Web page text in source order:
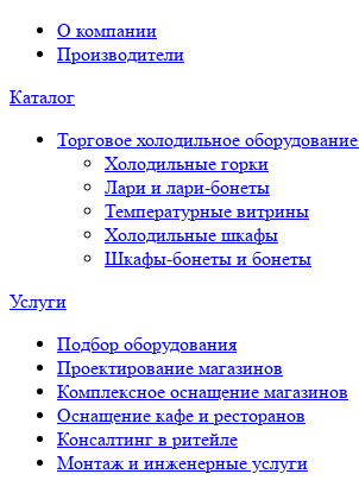
О компании
Производители
Каталог
Торговое холодильное оборудование
Холодильные горки
Лари и лари-бонеты
Температурные витрины
Холодильные шкафы
Шкафы-бонеты и бонеты
Услуги
Подбор оборудования
Проектирование магазинов
Комплексное оснащение магазинов
Оснащение кафе и ресторанов
Консалтинг в ритейле
Монтаж и инженерные услуги